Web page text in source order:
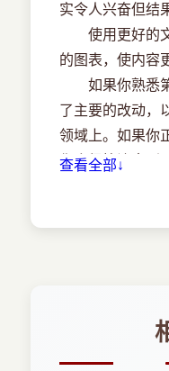
3．2 原子向量
3．8 小测验答案
实令人兴奋但结
使用更好的文
的图表，使内容
如果你熟悉第
了主要的改动，
领域上。如果你
你会很快注意到
数是多年独立发
函数名称和参数
查看全部↓